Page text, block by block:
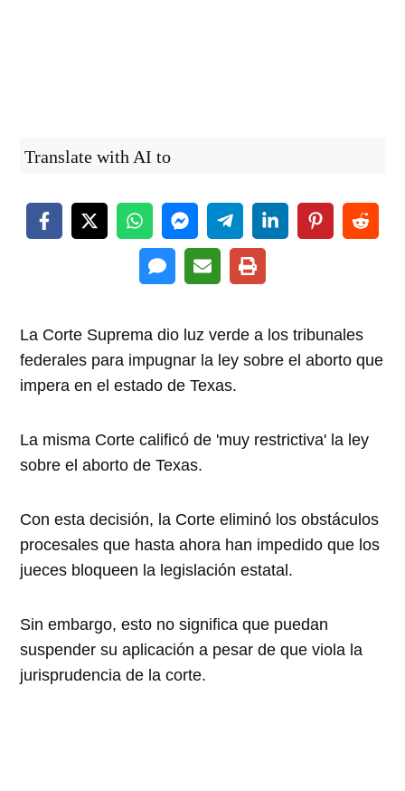
Translate with AI to
La Corte Suprema dio luz verde a los tribunales
federales para impugnar la ley sobre el aborto que
impera en el estado de Texas.
La misma Corte calificó de 'muy restrictiva' la ley
sobre el aborto de Texas.
Con esta decisión, la Corte eliminó los obstáculos
procesales que hasta ahora han impedido que los
jueces bloqueen la legislación estatal.
Sin embargo, esto no significa que puedan
suspender su aplicación a pesar de que viola la
jurisprudencia de la corte.